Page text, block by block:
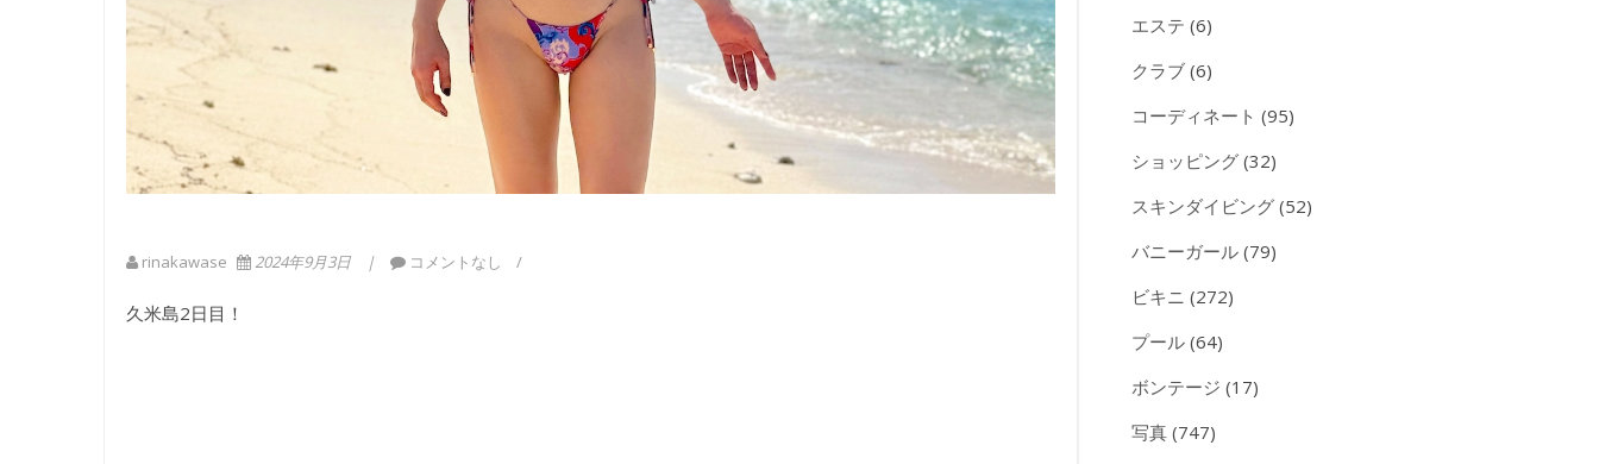
rinakawase 2024年9月3日 コメントなし
久米島2日目！
エステ (6)
クラブ (6)
コーディネート (95)
ショッピング (32)
スキンダイビング (52)
バニーガール (79)
ビキニ (272)
プール (64)
ボンテージ (17)
写真 (747)